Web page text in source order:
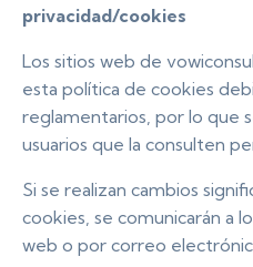
privacidad/cookies
Los sitios web de
esta política de cookies
reglamentarios, por lo que
usuarios que la consulten
Si se realizan cambios
cookies, se comunicarán a
web o por correo